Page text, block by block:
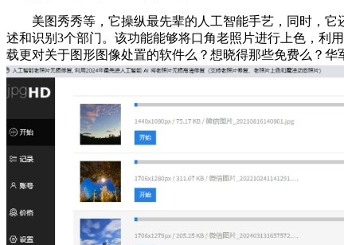
美图秀秀等，它操纵最先辈的人工智能手艺，同时，它
述和识别3个部门。该功能能够将口角老照片进行上色，利
载更对关于图形图像处置的软件么？想晓得那些免费么？